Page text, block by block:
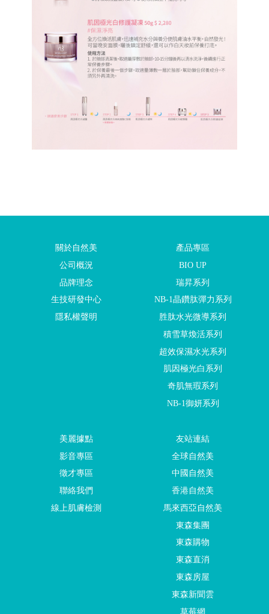
關於自然美
公司概況
品牌理念
生技研發中心
隱私權聲明
產品專區
BIO UP
瑞昇系列
NB-1晶鑽肽彈力系列
胜肽水光微導系列
積雪草煥活系列
超效保濕水光系列
肌因極光白系列
奇肌無瑕系列
NB-1御妍系列
美麗據點
影音專區
徵才專區
聯絡我們
線上肌膚檢測
友站連結
全球自然美
中國自然美
香港自然美
馬來西亞自然美
東森集團
東森購物
東森直消
東森房屋
東森新聞雲
草莓網